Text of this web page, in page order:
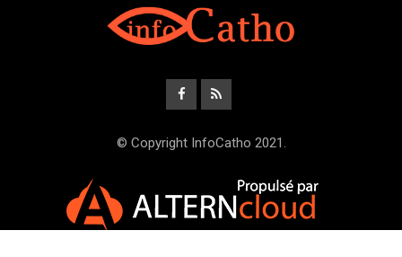
© Copyright InfoCatho 2021.